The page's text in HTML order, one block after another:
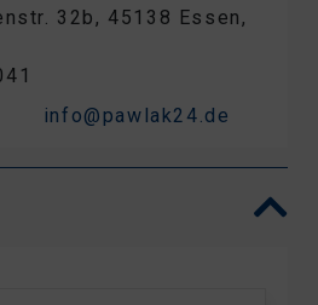
32b, 45138 Essen,
info@pawlak24.de